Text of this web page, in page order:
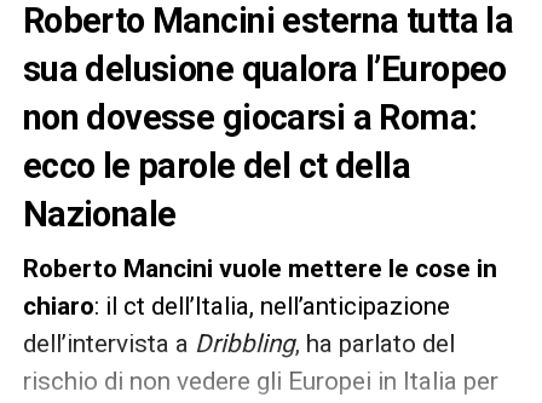
Roberto Mancini esterna tutta la
sua delusione qualora l’Europeo
non dovesse giocarsi a Roma:
ecco le parole del ct della
Nazionale
Roberto Mancini vuole mettere le cose in
chiaro: il ct dell’Italia, nell’anticipazione
dell’intervista a Dribbling, ha parlato del
rischio di non vedere gli Europei in Italia per